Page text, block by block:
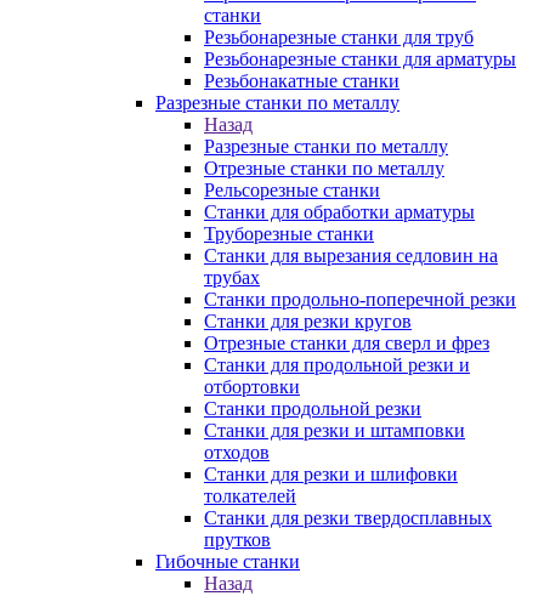
станки
Резьбонарезные станки для труб
Резьбонарезные станки для арматуры
Резьбонакатные станки
Разрезные станки по металлу
Назад
Разрезные станки по металлу
Отрезные станки по металлу
Рельсорезные станки
Станки для обработки арматуры
Труборезные станки
Станки для вырезания седловин на
трубаx
Станки продольно-поперечной резки
Станки для резки кругов
Отрезные станки для сверл и фрез
Станки для продольной резки и
отбортовки
Станки продольной резки
Станки для резки и штамповки
отходов
Станки для резки и шлифовки
толкателей
Станки для резки твердосплавных
прутков
Гибочные станки
Назад